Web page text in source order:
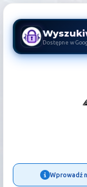
Dostępne w
Kod
Wprowadź